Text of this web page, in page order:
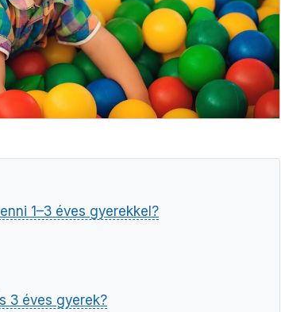
1–3 éves gyerekkel?
3 éves gyerek?